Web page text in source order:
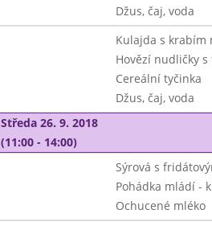
Džus, čaj, voda
Kulajda s krabím
Hovězí nudličky
Cereální tyčinka
Džus, čaj, voda
Středa 26. 9. 2018
(11:00 - 14:00)
Sýrová s
Pohádka mládí -
Ochucené mléko